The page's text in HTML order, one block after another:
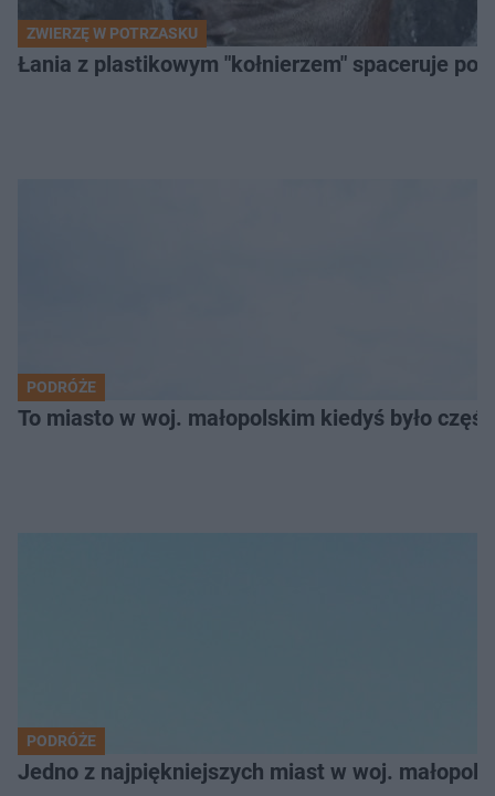
ZWIERZĘ W POTRZASKU
Łania z plastikowym "kołnierzem" spaceruje po
PODRÓŻE
To miasto w woj. małopolskim kiedyś było
PODRÓŻE
Jedno z najpiękniejszych miast w woj.